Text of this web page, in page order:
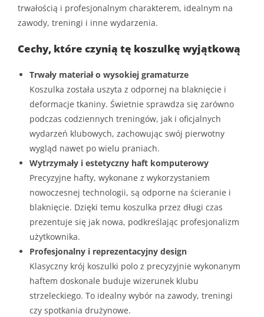
trwałością i profesjonalnym charakterem, idealnym na
zawody, treningi i inne wydarzenia.
Cechy, które czynią tę koszulkę wyjątkową
Trwały materiał o wysokiej gramaturze
Koszulka została uszyta z odpornej na blaknięcie i
deformacje tkaniny. Świetnie sprawdza się zarówno
podczas codziennych treningów, jak i oficjalnych
wydarzeń klubowych, zachowując swój pierwotny
wygląd nawet po wielu praniach.
Wytrzymały i estetyczny haft komputerowy
Precyzyjne hafty, wykonane z wykorzystaniem
nowoczesnej technologii, są odporne na ścieranie i
blaknięcie. Dzięki temu koszulka przez długi czas
prezentuje się jak nowa, podkreślając profesjonalizm
użytkownika.
Profesjonalny i reprezentacyjny design
Klasyczny krój koszulki polo z precyzyjnie wykonanym
haftem doskonale buduje wizerunek klubu
strzeleckiego. To idealny wybór na zawody, treningi
czy spotkania drużynowe.